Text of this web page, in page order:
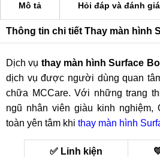
Mô tả Hỏi đáp và đánh giá
Thông tin chi tiết Thay màn hình
Dịch vụ thay màn hình Surface
dịch vụ được người dùng quan
chữa MCCare. Với những trang
ngũ nhân viên giàu kinh nghiệm,
toàn yên tâm khi thay màn hình
✅ Linh kiện